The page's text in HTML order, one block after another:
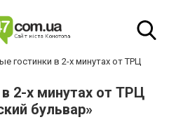
гостинки в 2-х минутах от ТРЦ
2-х минутах от ТРЦ
бульвар»